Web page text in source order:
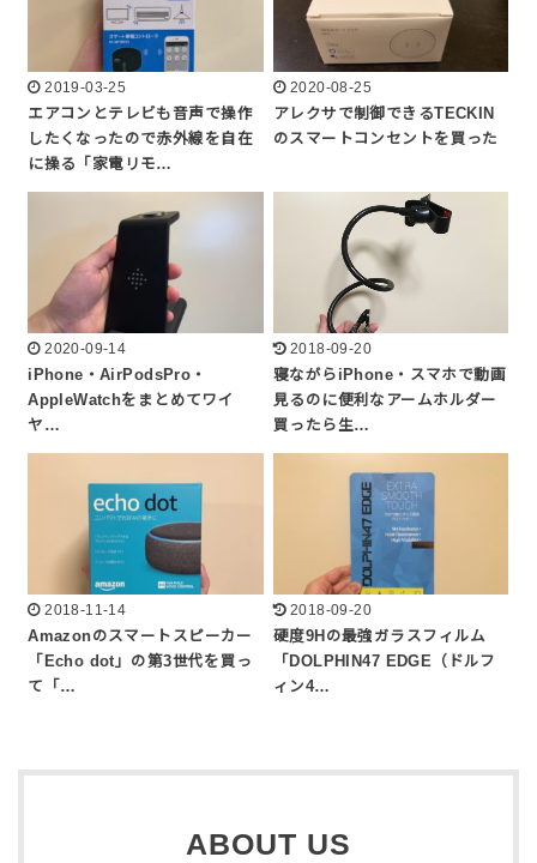
2019-03-25
エアコンとテレビも音声で操作
したくなったので赤外線を自在
に操る「家電リモ…
2020-08-25
アレクサで制御できるTECKIN
のスマートコンセントを買った
2020-09-14
iPhone・AirPodsPro・
AppleWatchをまとめてワイ
ヤ…
2018-09-20
寝ながらiPhone・スマホで動画
見るのに便利なアームホルダー
買ったら生…
2018-11-14
Amazonのスマートスピーカー
「Echo dot」の第3世代を買っ
て「…
2018-09-20
硬度9Hの最強ガラスフィルム
「DOLPHIN47 EDGE（ドルフ
ィン4…
ABOUT US